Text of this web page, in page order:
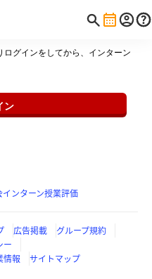
グインをしてから、インターン
ン
インターン授業評価
広告掲載
グループ規約
ー
情報 サイトマップ